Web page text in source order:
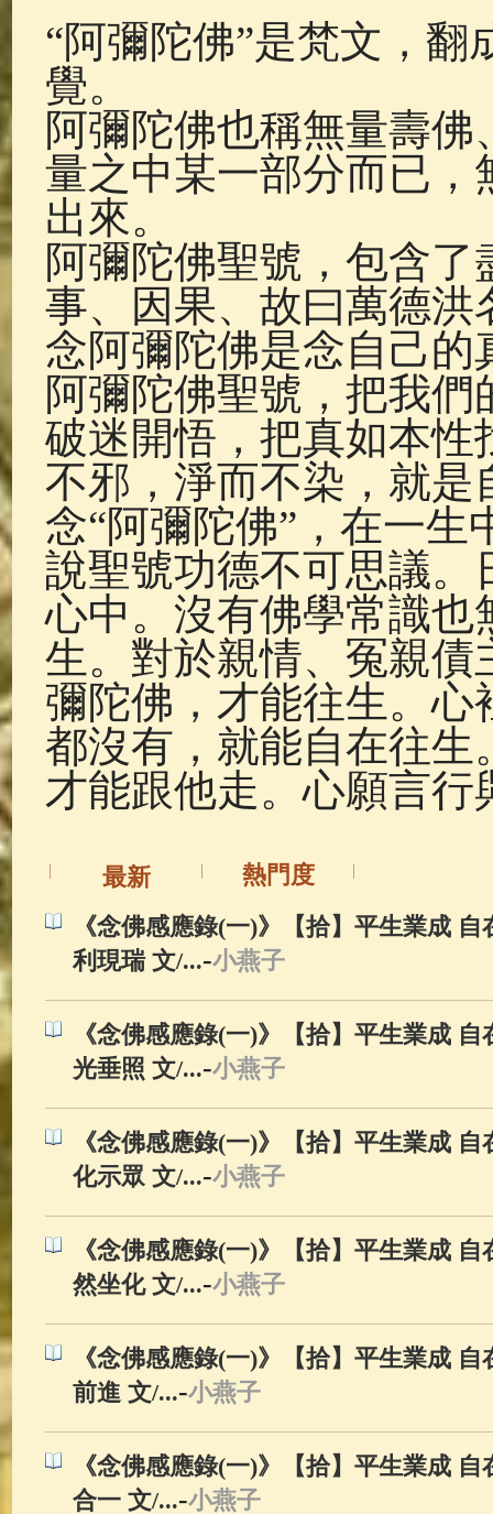
佛典故事(37) 佛說療痔(腫瘤)
“阿彌陀佛”是梵文，
覺。
阿彌陀佛也稱無量壽
量之中某一部分而已
出來。
阿彌陀佛聖號，包含
事、因果、故曰萬德洪
念阿彌陀佛是念自己
阿彌陀佛聖號，把我
破迷開悟，把真如本
不邪，淨而不染，就是
念“阿彌陀佛”，在一
說聖號功德不可思議
心中。沒有佛學常識也
生。對於親情、冤親
彌陀佛，才能往生。
都沒有，就能自在往
才能跟他走。心願言
最新
熱門度
《念佛感應錄(一)》【拾】平生業成
利現瑞 文/...-小燕子
《念佛感應錄(一)》【拾】平生業成
光垂照 文/...-小燕子
《念佛感應錄(一)》【拾】平生業成
化示眾 文/...-小燕子
《念佛感應錄(一)》【拾】平生業成
然坐化 文/...-小燕子
《念佛感應錄(一)》【拾】平生業成
前進 文/...-小燕子
《念佛感應錄(一)》【拾】平生業成
合一 文/...-小燕子